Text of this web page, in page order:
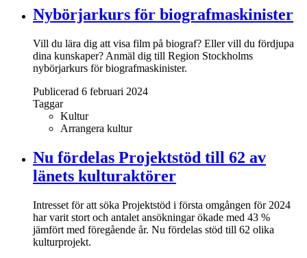
Nybörjarkurs för biografmaskinister
Vill du lära dig att visa film på biograf? Eller vill du fördjupa
dina kunskaper? Anmäl dig till Region Stockholms
nybörjarkurs för biografmaskinister.
Publicerad 6 februari 2024
Taggar
Kultur
Arrangera kultur
Nu fördelas Projektstöd till 62 av
länets kulturaktörer
Intresset för att söka Projektstöd i första omgången för 2024
har varit stort och antalet ansökningar ökade med 43 %
jämfört med föregående år. Nu fördelas stöd till 62 olika
kulturprojekt.